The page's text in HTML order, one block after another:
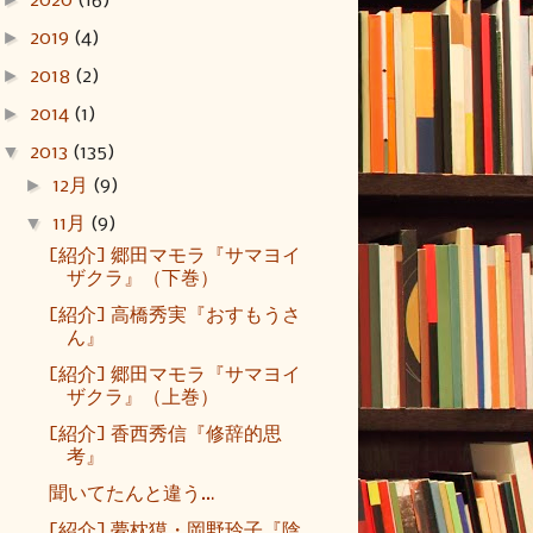
► 2019 (4)
► 2018 (2)
► 2014 (1)
▼ 2013 (135)
► 12月 (9)
▼ 11月 (9)
[紹介] 郷田マモラ『サマヨイ
ザクラ』（下巻）
[紹介] 高橋秀実『おすもうさ
ん』
[紹介] 郷田マモラ『サマヨイ
ザクラ』（上巻）
[紹介] 香西秀信『修辞的思
考』
聞いてたんと違う…